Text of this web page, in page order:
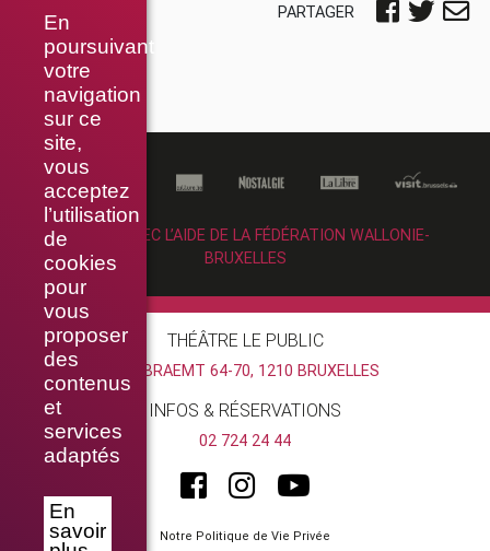
En
poursuivant
votre
navigation
sur ce
site,
vous
acceptez
l’utilisation
de
cookies
pour
vous
proposer
des
contenus
et
services
adaptés
En
savoir
PARTAGER
RÉALISÉ AVEC L’AIDE DE LA FÉDÉRATION WALLONIE-
BRUXELLES
THÉÂTRE LE PUBLIC
RUE BRAEMT 64-70, 1210 BRUXELLES
INFOS & RÉSERVATIONS
02 724 24 44
Notre Politique de Vie Privée